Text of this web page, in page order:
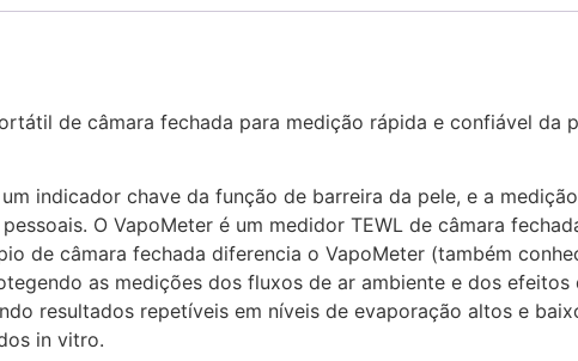
de câmara fechada para medição rápida e confiável da
indicador chave da função de barreira da pele, e a
O VapoMeter é um medidor TEWL de câmara
de câmara fechada diferencia o VapoMeter (também
as medições dos fluxos de ar ambiente e dos
resultados repetíveis em níveis de evaporação altos e
in vitro.